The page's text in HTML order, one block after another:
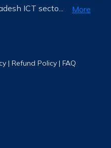
ICT secto...
More
| Refund Policy | FAQ